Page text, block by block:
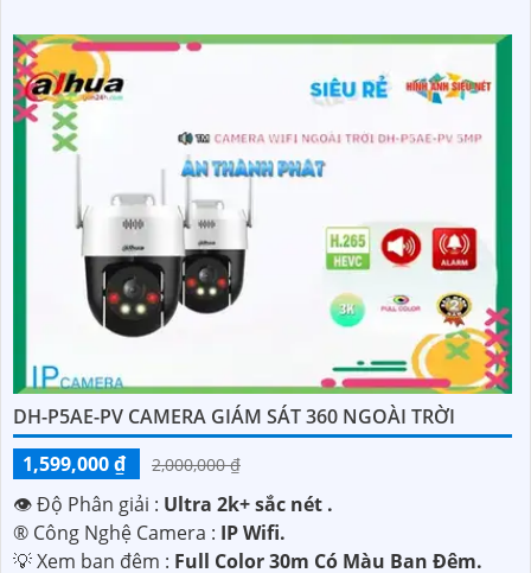
DH-P5AE-PV CAMERA GIÁM SÁT 360 NGOÀI TRỜI
1,599,000 ₫
2,000,000 ₫
👁 Độ Phân giải : Ultra 2k+ sắc nét .
®️ Công Nghệ Camera : IP Wifi.
💡 Xem ban đêm : Full Color 30m Có Màu Ban Ðêm.